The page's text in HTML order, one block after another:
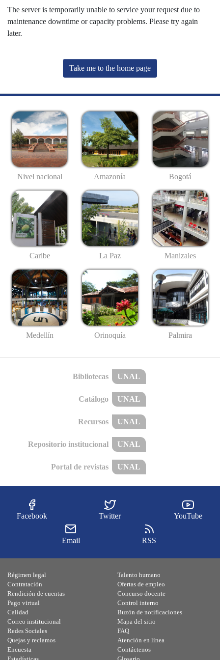
The server is temporarily unable to service your request due to
maintenance downtime or capacity problems. Please try again
later.
Take me to the home page
Nivel nacional Amazonía Bogotá
Caribe La Paz Manizales
Medellín Orinoquía Palmira
Bibliotecas UNAL
Catálogo UNAL
Recursos UNAL
Repositorio institucional UNAL
Portal de revistas UNAL
Facebook Twitter YouTube
Email RSS
Régimen legal
Contratación
Rendición de cuentas
Pago virtual
Calidad
Talento humano
Ofertas de empleo
Concurso docente
Control interno
Buzón de notificaciones
Correo institucional
Redes Sociales
Quejas y reclamos
Encuesta
Mapa del sitio
FAQ
Atención en línea
Contáctenos